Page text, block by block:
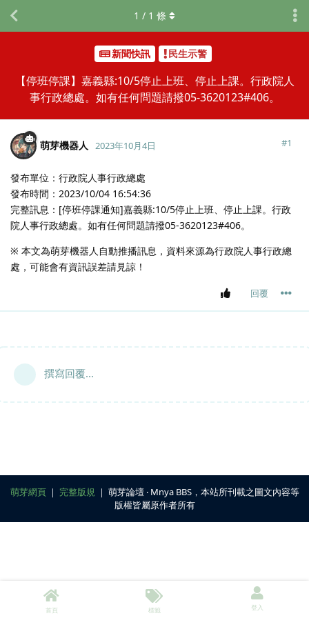
新聞快訊 民生示警
【停班停課】嘉義縣:10/5停止上班、停止上課。行政院人
事行政總處。如有任何問題請撥05-3620123#406。
1 / 1 條
萌芽機器人 2023年10月4日 #1
發布單位：行政院人事行政總處
發布時間：2023/10/04 16:54:36
完整訊息：[停班停課通知]嘉義縣:10/5停止上班、停止上課。行政
院人事行政總處。如有任何問題請撥05-3620123#406。
※ 本文為萌芽機器人自動推播訊息，資料來源為行政院人事行政總
處，可能會有資訊誤差請見諒！
回覆
撰寫回覆...
萌芽網頁｜ 完整版規 ｜ 萌芽論壇 ‧ Mnya BBS，本站所刊載之圖文內容等
版權皆屬原作者所有
首頁 標籤 登入